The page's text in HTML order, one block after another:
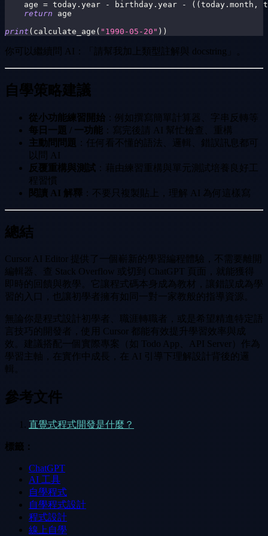
    age
= today . year - birthday . year - ( ( today . month ,
return age
print ( calculate_age ( "1990-05-20" ) )
你可以繼續問 AI：「請幫我加上類型註解與 docstring」。
自學策略建議
從小功能練習開始 ：例如撰寫簡單計算器、字串反轉等
每日一題 / 一功能 ：寫完後請 AI 幫忙檢查、重構
主動問問題
：任何看不懂的語法、邏輯、錯誤訊息都可
以問 AI
反覆重構與測試 ：藉由練習重構與單元測試培養良好工
程習慣
閱讀 AI 解釋 ：不要只複製貼上，理解 AI 為何這樣寫
總結
Cursor AI Editor 提供了一個嶄新的學習編程體驗，不需要離開
編輯器、查 Stack Overflow 或切到 ChatGPT 頁面，就能獲得
即時的回饋與教學。它讓程式碼本身成為教材，讓錯誤成為學
習的入口，也讓初學者擁有如同一對一家教般的指導資源。
無論你是程式設計初學者、職涯轉職者，或是希望精進特定語
言技巧的開發者，使用 Cursor 都能有效提升學習效率與成
效。建議搭配一個實際專案（如 Todo App、API Server）作為
學習主軸，在實作中成長，在 AI 引導下理解設計背後的邏
輯。
參考文件
直覺式程式開發是什麼？
標籤：
ChatGPT
AI 工具
自學程式
自學程式設計
程式設計
線上自學